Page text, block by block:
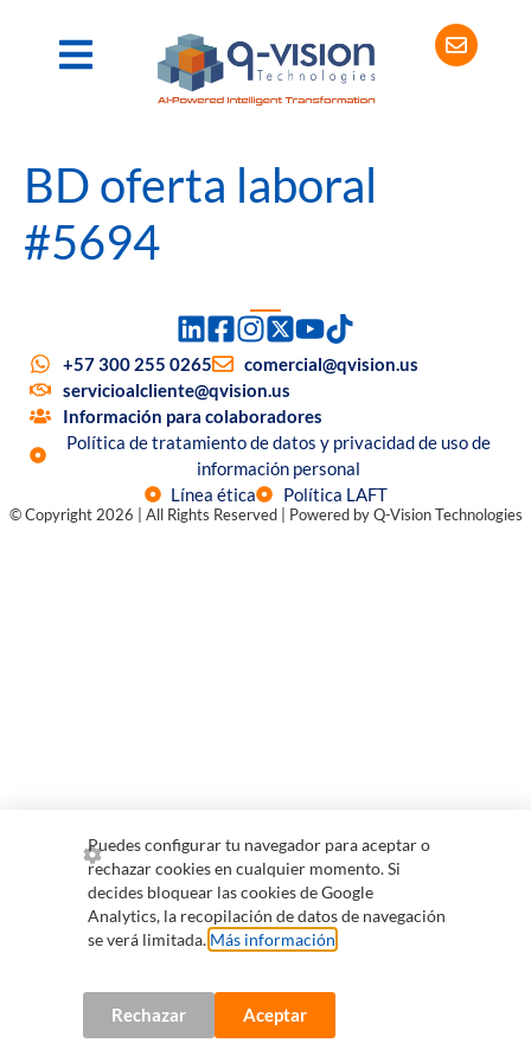
BD oferta laboral
#5694
+57 300 255 0265
comercial@qvision.us
servicioalcliente@qvision.us
Información para colaboradores
Política de tratamiento de datos y privacidad de uso de
información personal
Línea ética
Política LAFT
© Copyright 2026 | All Rights Reserved | Powered by Q-Vision Technologies
Puedes configurar tu navegador para aceptar o
rechazar cookies en cualquier momento. Si
decides bloquear las cookies de Google
Analytics, la recopilación de datos de navegación
se verá limitada. Más información
Rechazar Aceptar